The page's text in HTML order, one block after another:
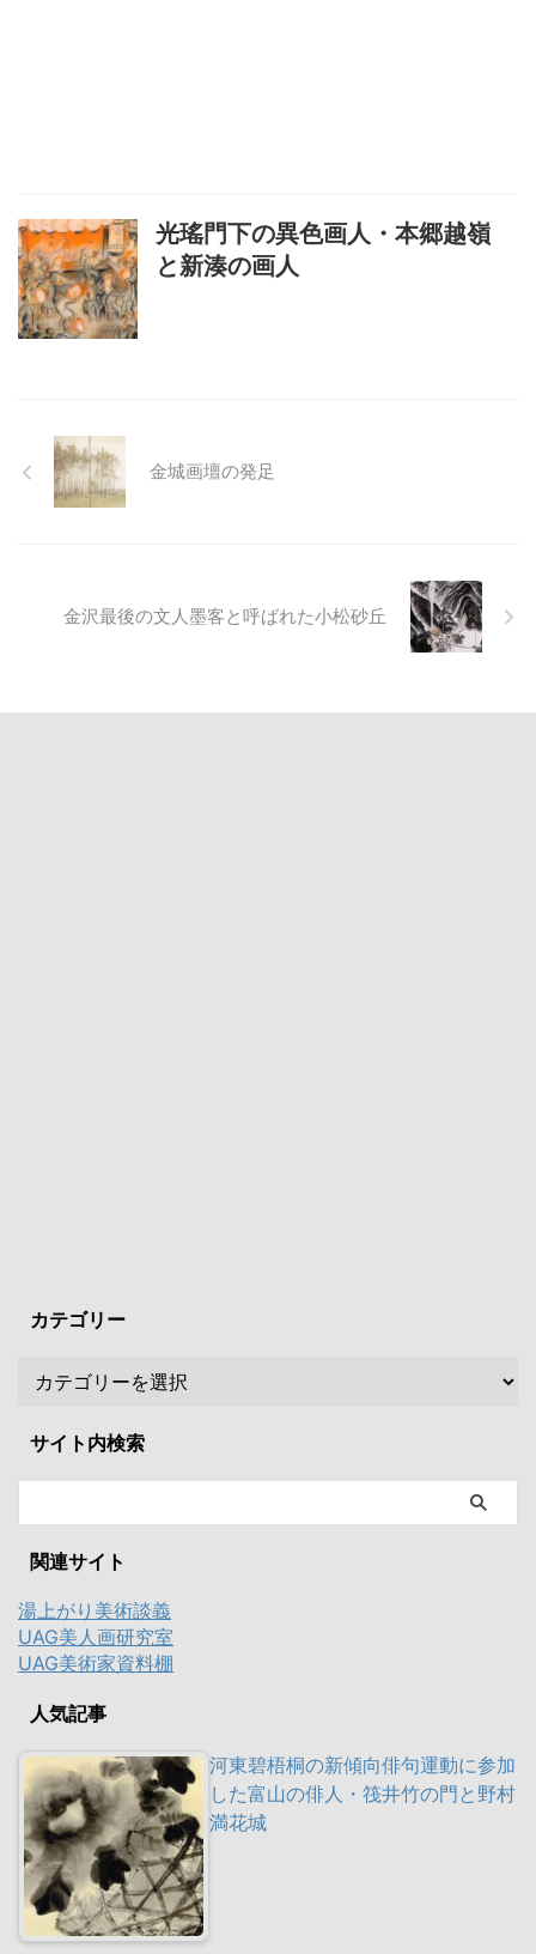
光瑤門下の異色画人・本郷越嶺
と新湊の画人
金城画壇の発足
金沢最後の文人墨客と呼ばれた小松砂丘
カテゴリー
サイト内検索
関連サイト
湯上がり美術談義
UAG美人画研究室
UAG美術家資料棚
人気記事
河東碧梧桐の新傾向俳句運動に参加
した富山の俳人・筏井竹の門と野村
満花城